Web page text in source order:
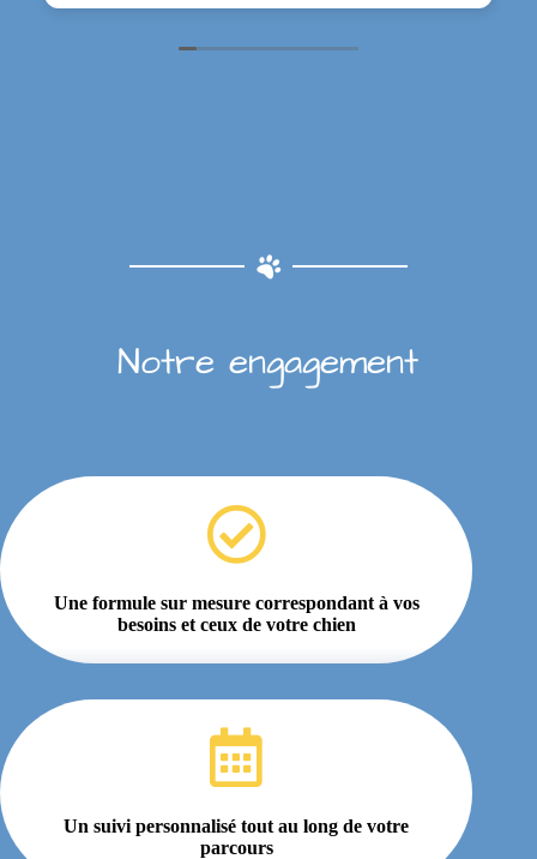
Notre engagement
Une formule sur mesure correspondant à vos
besoins et ceux de votre chien
Un suivi personnalisé tout au long de votre
parcours